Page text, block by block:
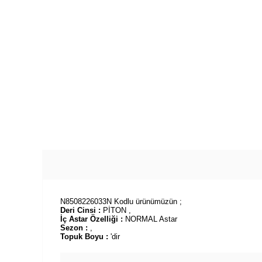
N8508226033N Kodlu ürünümüzün ;
Deri Cinsi : PİTON ,
İç Astar Özelliği : NORMAL Astar
Sezon : ,
Topuk Boyu : 'dir